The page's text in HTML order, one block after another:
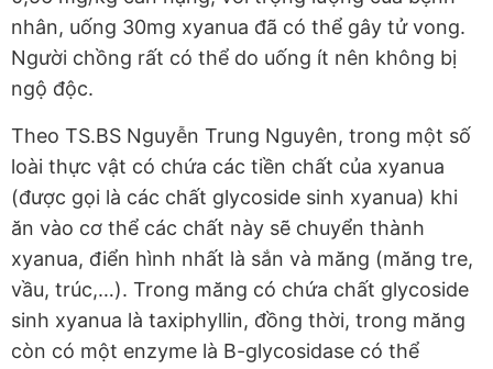
nhân, uống 30mg xyanua đã có thể gây tử vong.
Người chồng rất có thể do uống ít nên không bị
ngộ độc.
Theo TS.BS Nguyễn Trung Nguyên, trong một số
loài thực vật có chứa các tiền chất của xyanua
(được gọi là các chất glycoside sinh xyanua) khi
ăn vào cơ thể các chất này sẽ chuyển thành
xyanua, điển hình nhất là sắn và măng (măng tre,
vầu, trúc,…). Trong măng có chứa chất glycoside
sinh xyanua là taxiphyllin, đồng thời, trong măng
còn có một enzyme là B-glycosidase có thể